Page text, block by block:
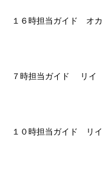
１６時担当ガイド オカ
７時担当ガイド リイ
１０時担当ガイド リイ